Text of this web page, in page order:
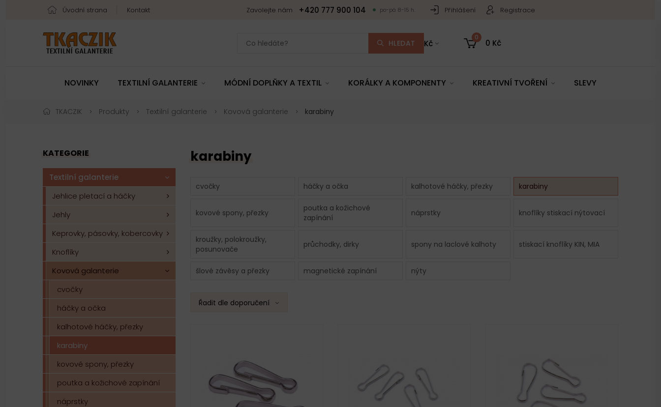
Úvodní strana Kontakt Zavolejte nám +420 777 900 104 po-pá 8-15 h. Přihlášení Registrace
HLEDAT Kč
0
0 Kč
NOVINKY TEXTILNÍ GALANTERIE MÓDNÍ DOPLŇKY A TEXTIL KORÁLKY A KOMPONENTY KREATIVNÍ TVOŘENÍ SLEVY
TKACZIK Produkty Textilní galanterie Kovová galanterie karabiny
KATEGORIE
Textilní galanterie
Jehlice pletací a háčky
Jehly
Keprovky, pásovky, kobercovky
Knoflíky
Kovová galanterie
cvočky
háčky a očka
kalhotové háčky, přezky
karabiny
kovové spony, přezky
poutka a kožichové zapínání
náprstky
karabiny
cvočky háčky a očka kalhotové háčky, přezky karabiny
kovové spony, přezky
poutka a kožichové
zapínání
náprstky knoflíky stiskací nýtovací
kroužky, polokroužky,
posunovače
průchodky, dirky spony na laclové kalhoty stiskací knoflíky KIN, MIA
šlové závěsy a přezky magnetické zapínání nýty
Řadit dle doporučení